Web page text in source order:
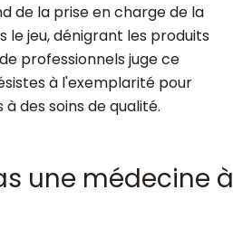
de la prise en charge de la
le jeu, dénigrant les produits
professionnels juge ce
à l'exemplarité pour
des soins de qualité.
une médecine à